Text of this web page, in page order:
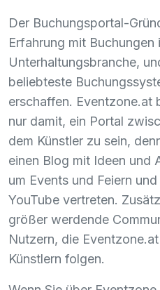
Der Buchungsportal-
Erfahrung mit Buchungen
Unterhaltungsbranche,
beliebteste
erschaffen. Eventzone.at
nur damit, ein Portal
dem Künstler zu sein,
einen Blog mit Ideen und
um Events und Feiern
YouTube vertreten.
größer werdende
Nutzern, die
Künstlern folgen.